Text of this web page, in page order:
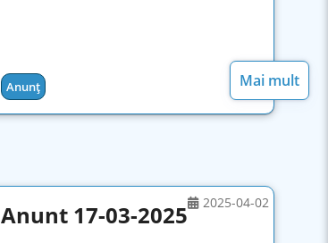
Mai mult
Anunț
Anunt 17-03-2025 2025-04-02